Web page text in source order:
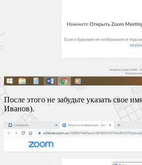
После этого не забудьте указать свое
Иванов).